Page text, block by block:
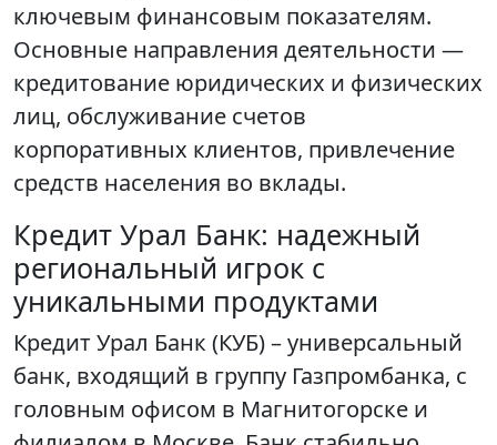
ключевым финансовым показателям.
Основные направления деятельности —
кредитование юридических и физических
лиц, обслуживание счетов
корпоративных клиентов, привлечение
средств населения во вклады.
Кредит Урал Банк: надежный
региональный игрок с
уникальными продуктами
Кредит Урал Банк (КУБ) – универсальный
банк, входящий в группу Газпромбанка, с
головным офисом в Магнитогорске и